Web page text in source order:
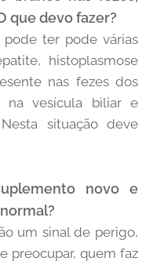
que devo fazer?
ter pode várias
histoplasmose
nas fezes dos
na vesícula biliar e
situação deve
novo e
um sinal de perigo,
preocupar, quem faz